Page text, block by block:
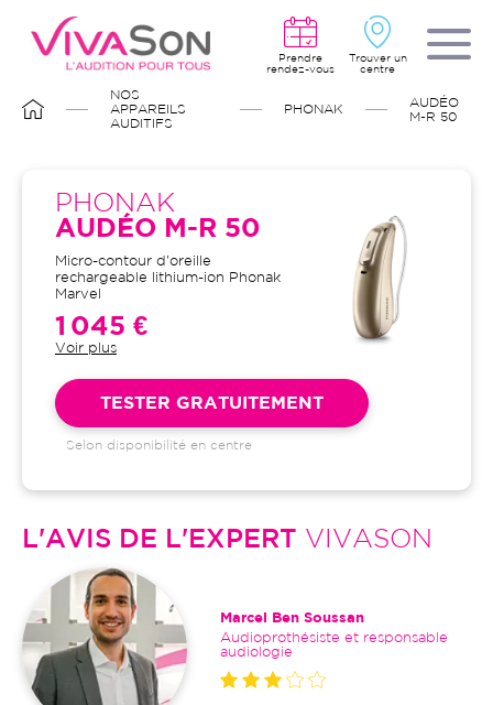
contenu
principal
Prendre
rendez-vous
Trouver un
centre
D'ARIANE
NOS
APPAREILS
AUDITIFS
PHONAK
AUDÉO
M-R 50
PHONAK
AUDÉO M-R 50
Micro-contour d'oreille
rechargeable lithium-ion Phonak
Marvel
1 045 €
Voir plus
inclus : bilans auditifs, adaptation
initiale, visites de contrôle, visites
de réglages, dépannages
TESTER GRATUITEMENT
Selon disponibilité en centre
L'AVIS DE L'EXPERT VIVASON
Marcel Ben Soussan
Audioprothésiste et responsable
audiologie